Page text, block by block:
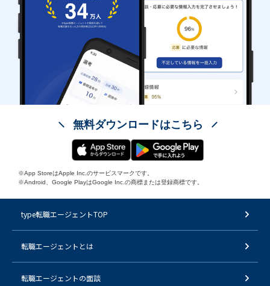
無料ダウンロードはこちら
※App StoreはApple Inc.のサービスマークです。
※Android、Google PlayはGoogle Inc.の商標または登録商標です。
type転職エージェントTOP
転職エージェントとは
転職エージェントの面談